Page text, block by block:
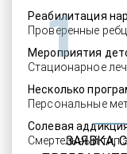
Реабилитация
Проверенные
Мероприятия
Стационарное
Несколько
Персональные
Солевая
Смертельный тип
1
ЗАЯВКА,